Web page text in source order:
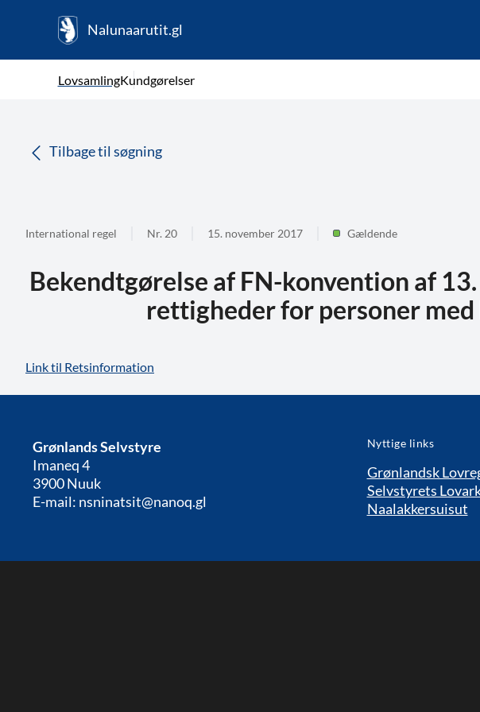
Nalunaarutit.gl
LovsamlingKundgørelser
Tilbage til søgning
International regel Nr. 20 15. november 2017 Gældende
Bekendtgørelse af FN-konvention af
rettigheder for personer med
Link til Retsinformation
Grønlands Selvstyre
Imaneq 4
3900 Nuuk
E-mail: nsninatsit@nanoq.gl
Nyttige links
Grønlandsk
Selvstyrets
Naalakkersuisut